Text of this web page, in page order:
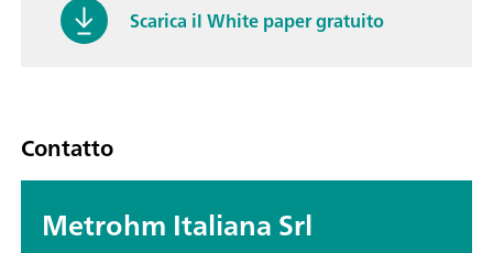
Scarica il White paper gratuito
Contatto
Metrohm Italiana Srl